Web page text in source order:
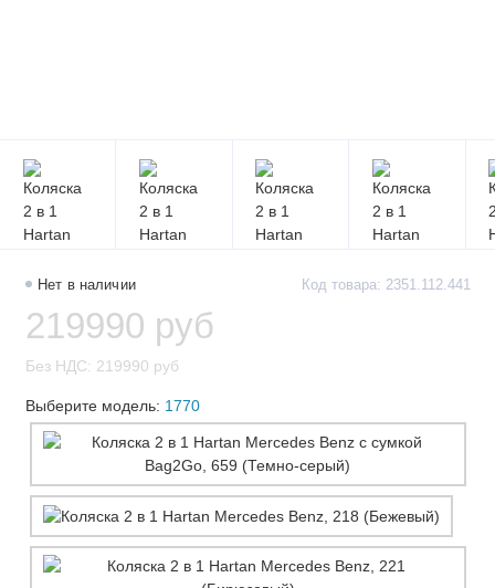
Нет в наличии Код товара: 2351.112.441
219990 руб
Без НДС: 219990 руб
Выберите модель: 1770